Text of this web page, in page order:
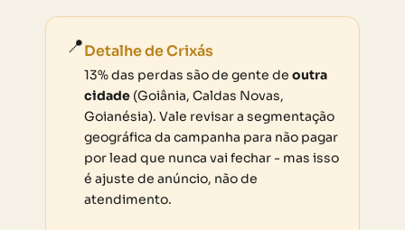
📍Detalhe de Crixás
13% das perdas são de gente de outra
cidade (Goiânia, Caldas Novas,
Goianésia). Vale revisar a segmentação
geográfica da campanha para não pagar
por lead que nunca vai fechar - mas isso
é ajuste de anúncio, não de
atendimento.